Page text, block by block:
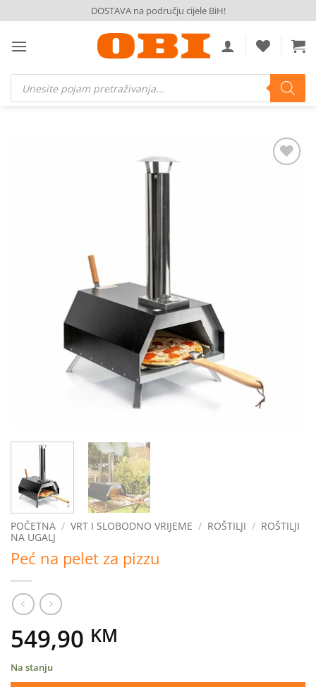
to
content
DOSTAVA na području cijele BiH!
Products
search
POČETNA / VRT I SLOBODNO VRIJEME / ROŠTILJI / ROŠTILJI
NA UGALJ
Peć na pelet za pizzu
549,90 KM
Na stanju